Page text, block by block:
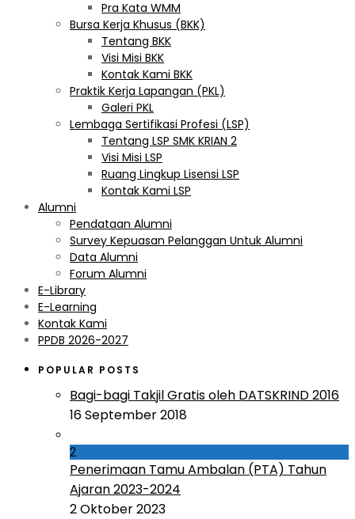
Pra Kata WMM
Bursa Kerja Khusus (BKK)
Tentang BKK
Visi Misi BKK
Kontak Kami BKK
Praktik Kerja Lapangan (PKL)
Galeri PKL
Lembaga Sertifikasi Profesi (LSP)
Tentang LSP SMK KRIAN 2
Visi Misi LSP
Ruang Lingkup Lisensi LSP
Kontak Kami LSP
Alumni
Pendataan Alumni
Survey Kepuasan Pelanggan Untuk Alumni
Data Alumni
Forum Alumni
E-Library
E-Learning
Kontak Kami
PPDB 2026-2027
POPULAR POSTS
Bagi-bagi Takjil Gratis oleh DATSKRIND 2016
16 September 2018
2
Penerimaan Tamu Ambalan (PTA) Tahun
Ajaran 2023-2024
2 Oktober 2023